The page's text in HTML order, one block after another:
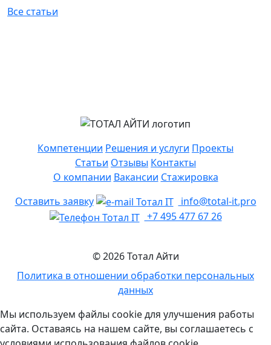
Все статьи
Компетенции Решения и услуги Проекты
Статьи Отзывы Контакты
О компании Вакансии Стажировка
Оставить заявку
info@total-it.pro
+7 495 477 67 26
© 2026 Тотал Айти
Политика в отношении обработки персональных
данных
Мы используем файлы cookie для улучшения работы
сайта. Оставаясь на нашем сайте, вы соглашаетесь с